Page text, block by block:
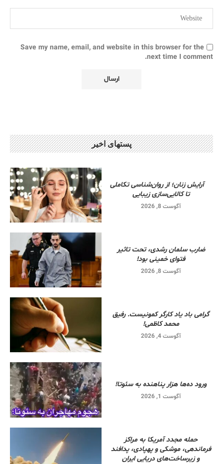
Save my name, email, and website in this browser for the
next time I comment.
پستهای اخیر
آرایش زنان؛ از روان‌شناسی تکاملی
تا کالایی‌سازی زیبایی
آگوست 8, 2026
ضارب سلمان رشدی، تحت تاثیر
فتوای خمینی بود!
آگوست 8, 2026
گرامی باد یاد کارگر کمونیست. رفیق
محمد کاظمی!
آگوست 4, 2026
ورود ده‌ها هزار پناهنده به سئوتا!
آگوست 1, 2026
حمله مجدد آمریکا به مراکز
فرماندهی، موشکی و پهپادی، پدافند
و زیرساخت‌های دریایی ایران